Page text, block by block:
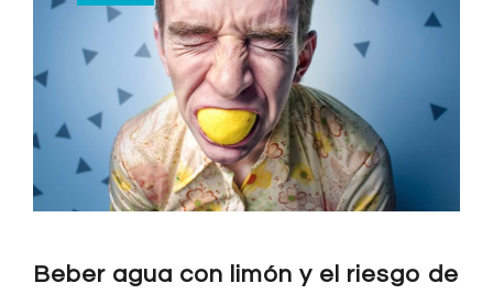
Beber agua con limón y el riesgo de